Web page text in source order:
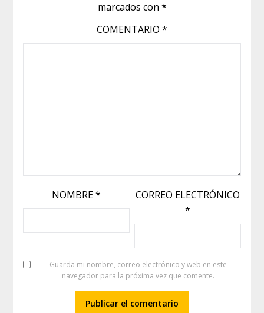
marcados con *
COMENTARIO *
NOMBRE*
CORREO ELECTRÓNICO
*
Guarda mi nombre, correo electrónico y web en este
navegador para la próxima vez que comente.